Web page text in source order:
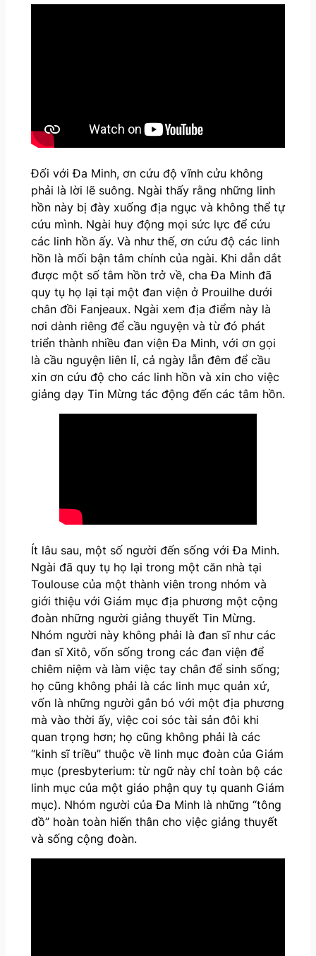
Đối với Đa Minh, ơn cứu độ vĩnh cửu không
phải là lời lẽ suông. Ngài thấy rằng những linh
hồn này bị đày xuống địa ngục và không thể tự
cứu mình. Ngài huy động mọi sức lực để cứu
các linh hồn ấy. Và như thế, ơn cứu độ các linh
hồn là mối bận tâm chính của ngài. Khi dẫn dắt
được một số tâm hồn trở về, cha Đa Minh đã
quy tụ họ lại tại một đan viện ở Prouilhe dưới
chân đồi Fanjeaux. Ngài xem địa điểm này là
nơi dành riêng để cầu nguyện và từ đó phát
triển thành nhiều đan viện Đa Minh, với ơn gọi
là cầu nguyện liên lỉ, cả ngày lẫn đêm để cầu
xin ơn cứu độ cho các linh hồn và xin cho việc
giảng dạy Tin Mừng tác động đến các tâm hồn.
Ít lâu sau, một số người đến sống với Đa Minh.
Ngài đã quy tụ họ lại trong một căn nhà tại
Toulouse của một thành viên trong nhóm và
giới thiệu với Giám mục địa phương một cộng
đoàn những người giảng thuyết Tin Mừng.
Nhóm người này không phải là đan sĩ như các
đan sĩ Xitô, vốn sống trong các đan viện để
chiêm niệm và làm việc tay chân để sinh sống;
họ cũng không phải là các linh mục quản xứ,
vốn là những người gắn bó với một địa phương
mà vào thời ấy, việc coi sóc tài sản đôi khi
quan trọng hơn; họ cũng không phải là các
“kinh sĩ triều” thuộc về linh mục đoàn của Giám
mục (presbyterium: từ ngữ này chỉ toàn bộ các
linh mục của một giáo phận quy tụ quanh Giám
mục). Nhóm người của Đa Minh là những “tông
đồ” hoàn toàn hiến thân cho việc giảng thuyết
và sống cộng đoàn.